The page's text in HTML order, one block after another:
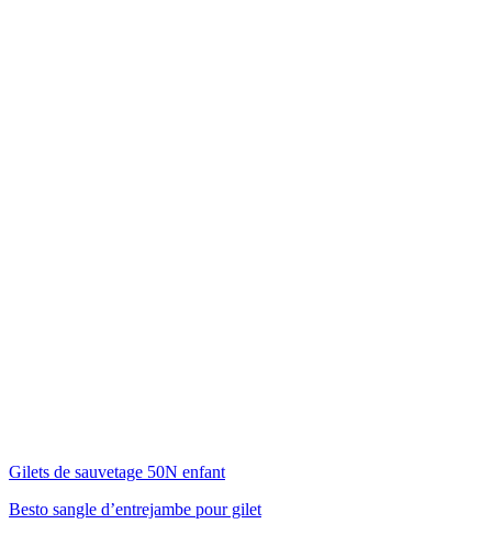
Gilets de sauvetage 50N enfant
Besto sangle d’entrejambe pour gilet